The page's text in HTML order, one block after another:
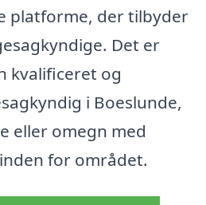
platforme, der tilbyder
Det er
kvalificeret og
i Boeslunde,
eller omegn med
for området.